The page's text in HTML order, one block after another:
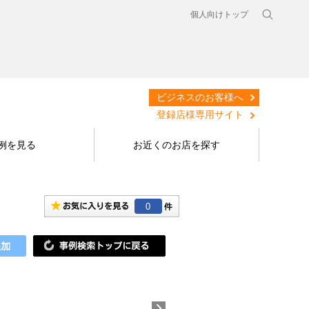
個人向けトップ
ビジネスのお客様へ
登録店様専用サイト
を見る お近くのお店を探す
0